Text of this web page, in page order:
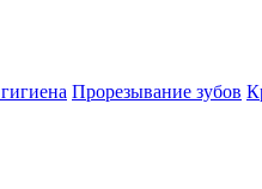
Прорезывание зубов